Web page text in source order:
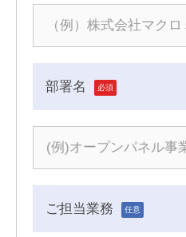
部署名 必須
ご担当業務 任意